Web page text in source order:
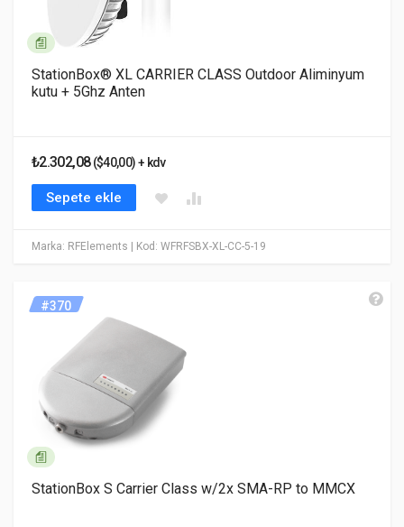
Marka: RFElements | Kod: WFRFSBX-XL-CC-5-19
StationBox® XL CARRIER CLASS Outdoor Aliminyum
kutu + 5Ghz Anten
₺2.302,08($40,00) + kdv
Sepete ekle
#370
StationBox S Carrier Class w/2x SMA-RP to MMCX